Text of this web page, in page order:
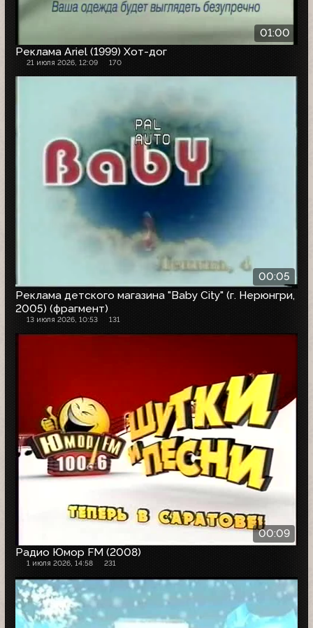
01:00
Реклама Ariel (1999) Хот-дог
21 июля 2026, 12:09 170
00:05
Реклама детского магазина "Baby City" (г. Нерюнгри,
2005) (фрагмент)
13 июля 2026, 10:53 131
00:09
Радио Юмор FM (2008)
1 июля 2026, 14:58 231